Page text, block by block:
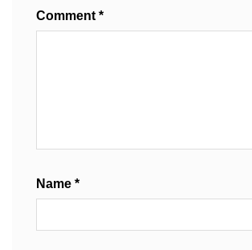
Comment *
Name *